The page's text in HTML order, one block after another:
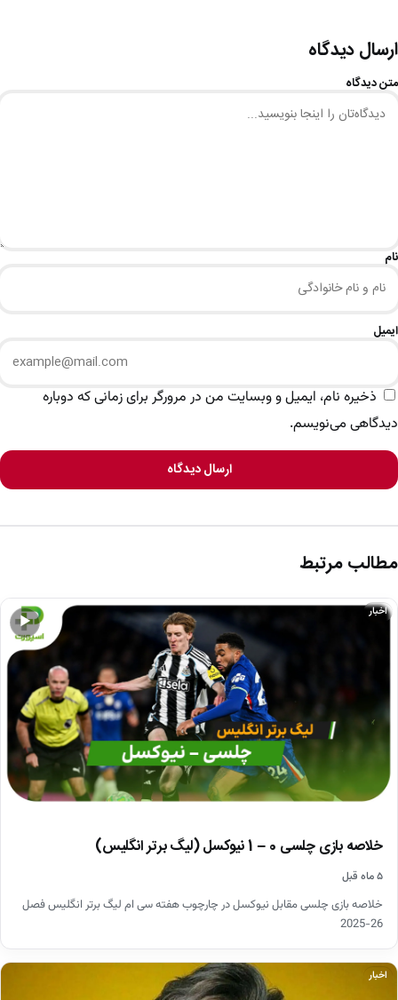
ارسال دیدگاه
متن دیدگاه
نام
ایمیل
ذخیره نام، ایمیل و وبسایت من در مرورگر برای زمانی که دوباره
دیدگاهی می‌نویسم.
ارسال دیدگاه
مطالب مرتبط
▶
اخبار
خلاصه بازی چلسی 0 – 1 نیوکسل (لیگ برتر انگلیس)
۵ ماه قبل
خلاصه بازی چلسی مقابل نیوکسل در چارچوب هفته سی ام لیگ برتر انگلیس فصل
26-2025
اخبار